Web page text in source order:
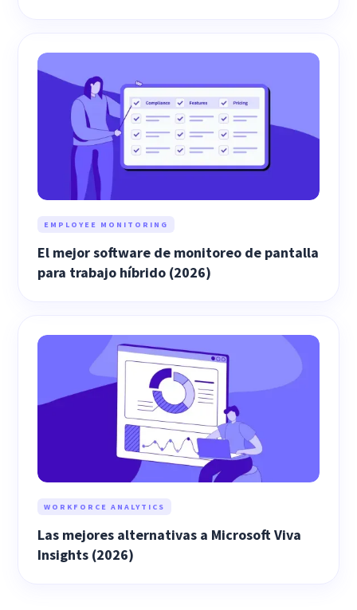
EMPLOYEE MONITORING
El mejor software de monitoreo de pantalla
para trabajo híbrido (2026)
WORKFORCE ANALYTICS
Las mejores alternativas a Microsoft Viva
Insights (2026)